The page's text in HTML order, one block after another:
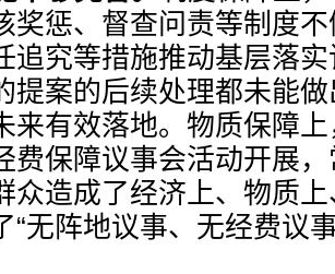
奖惩、督查问责等制度
追究等措施推动基层落
提案的后续处理都未能
来有效落地。物质保障上
费保障议事会活动开展
众造成了经济上、物质
“无阵地议事、无经费议